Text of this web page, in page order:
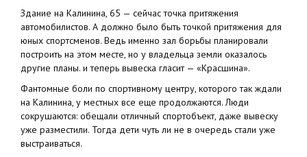
Здание на Калинина, 65 — сейчас точка притяжения
автомобилистов. А должно было быть точкой притяжения для
юных спортсменов. Ведь именно зал борьбы планировали
построить на этом месте, но у владельца земли оказалось
другие планы. и теперь вывеска гласит — «Красшина».
Фантомные боли по спортивному центру, которого так ждали
на Калинина, у местных все еще продолжаются. Люди
сокрушаются: обещали отличный спортобъект, даже вывеску
уже разместили. Тогда дети чуть ли не в очередь стали уже
выстраиваться.